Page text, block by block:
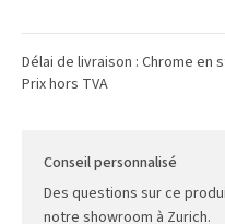
Délai de livraison : Chrome
Prix hors TVA
Conseil personnalisé
Des questions sur ce
notre showroom à Zurich.